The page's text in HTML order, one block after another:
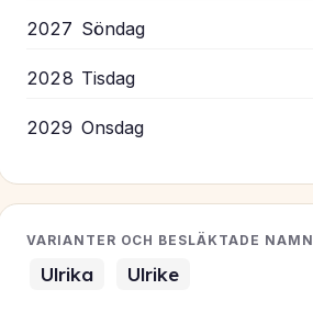
2027 Söndag
2028 Tisdag
2029 Onsdag
VARIANTER OCH BESLÄKTADE NAMN
Ulrika Ulrike